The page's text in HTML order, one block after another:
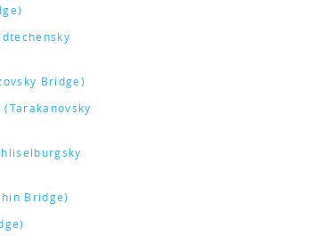
Bridge)
(Tarakanovsky
Bridge)